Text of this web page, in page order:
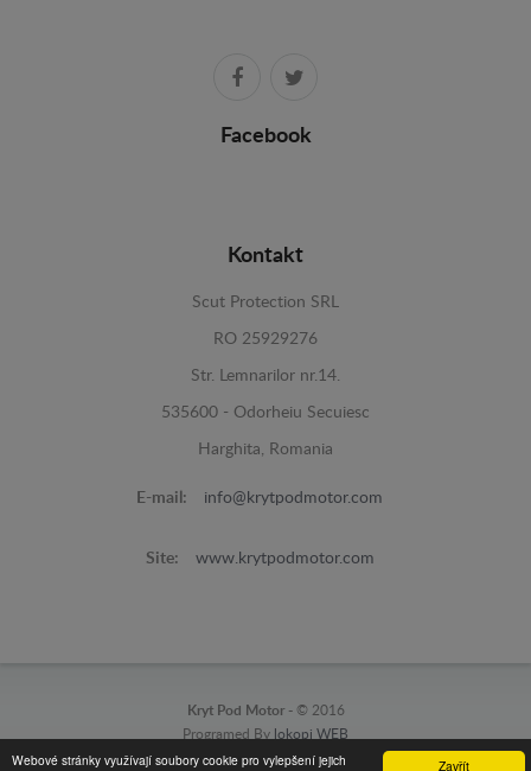
Zavřít
Webové stránky využívají soubory cookie pro vylepšení jejich
Facebook
Kontakt
Scut Protection SRL
RO 25929276
Str. Lemnarilor nr.14.
535600 - Odorheiu Secuiesc
Harghita, Romania
E-mail: info@krytpodmotor.com
Site: www.krytpodmotor.com
Kryt Pod Motor - © 2016
Programed By lokopi WEB